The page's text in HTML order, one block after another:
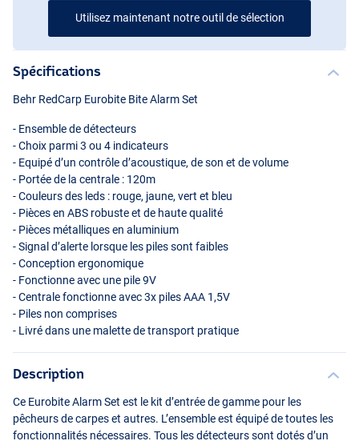
Utilisez maintenant notre outil de sélection
Spécifications
Behr RedCarp Eurobite Bite Alarm Set
- Ensemble de détecteurs
- Choix parmi 3 ou 4 indicateurs
- Equipé d’un contrôle d’acoustique, de son et de volume
- Portée de la centrale : 120m
- Couleurs des leds : rouge, jaune, vert et bleu
- Pièces en ABS robuste et de haute qualité
- Pièces métalliques en aluminium
- Signal d’alerte lorsque les piles sont faibles
- Conception ergonomique
- Fonctionne avec une pile 9V
- Centrale fonctionne avec 3x pilesAAA 1,5V
- Piles non comprises
- Livré dans une malette de transport pratique
Description
Ce Eurobite Alarm Set est le kit d’entrée de gamme pour les
pêcheurs de carpes et autres. L’ensemble est équipé de toutes les
fonctionnalités nécessaires. Tous les détecteurs sont dotés d’un